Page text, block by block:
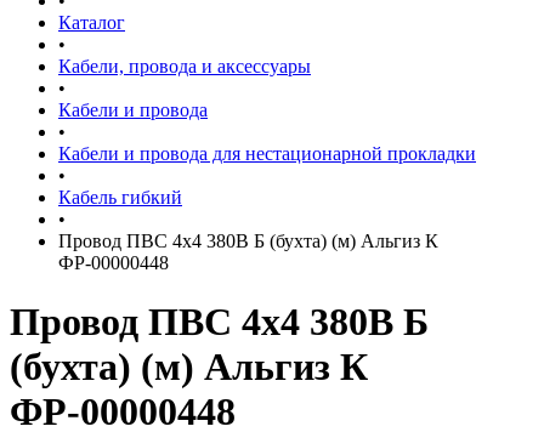
Каталог
•
Кабели, провода и аксессуары
•
Кабели и провода
•
Кабели и провода для нестационарной прокладки
•
Кабель гибкий
•
Провод ПВС 4х4 380В Б (бухта) (м) Альгиз К
ФР-00000448
Провод ПВС 4х4 380В Б
(бухта) (м) Альгиз К
ФР-00000448